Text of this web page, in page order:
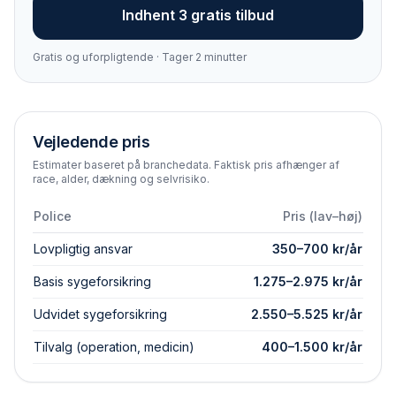
Indhent 3 gratis tilbud
Gratis og uforpligtende · Tager 2 minutter
Vejledende pris
Estimater baseret på branchedata. Faktisk pris afhænger af
race, alder, dækning og selvrisiko.
Police Pris (lav–høj)
Lovpligtig ansvar 350–700 kr/år
Basis syge­forsikring 1.275–2.975 kr/år
Udvidet syge­forsikring 2.550–5.525 kr/år
Tilvalg (operation, medicin) 400–1.500 kr/år